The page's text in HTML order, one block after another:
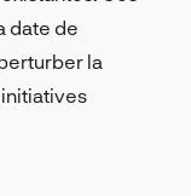
date de
la